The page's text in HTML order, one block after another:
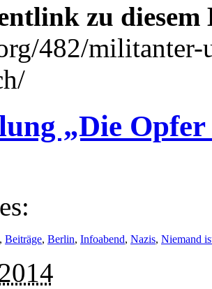
zu
482/militanter-
„Die
, Beiträge, Berlin, Infoabend, Nazis, Niemand